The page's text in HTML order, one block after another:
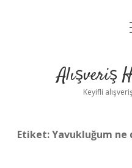
Alışveriş
Keyifli
Etiket:Yavukluğum ne